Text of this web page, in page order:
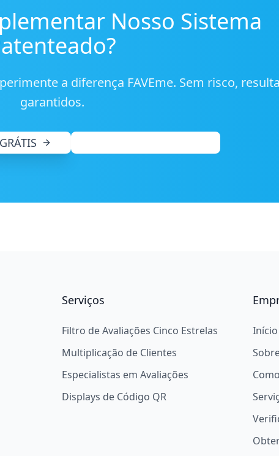
Nosso Sistema
a diferença FAVEme. Sem risco,
garantidos.
Serviços
Filtro de Avaliações Cinco Estrelas
Multiplicação de Clientes
Especialistas em Avaliações
Displays de Código QR
Início